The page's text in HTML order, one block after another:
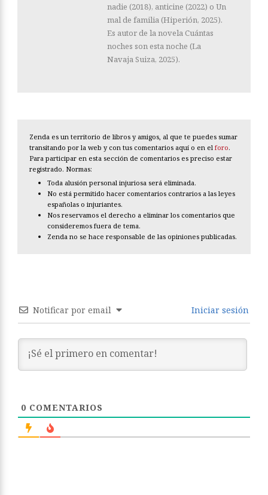
nadie (2018), anticine (2022) o Un
mal de familia (Hiperión, 2025).
Es autor de la novela Cuántas
noches son esta noche (La
Navaja Suiza, 2025).
Zenda es un territorio de libros y amigos, al que te puedes sumar
transitando por la web y con tus comentarios aquí o en el foro.
Para participar en esta sección de comentarios es preciso estar
registrado. Normas:
Toda alusión personal injuriosa será eliminada.
No está permitido hacer comentarios contrarios a las leyes
españolas o injuriantes.
Nos reservamos el derecho a eliminar los comentarios que
consideremos fuera de tema.
Zenda no se hace responsable de las opiniones publicadas.
Notificar por email Iniciar sesión
0 COMENTARIOS